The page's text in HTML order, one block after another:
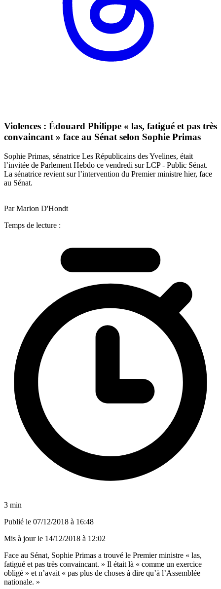
Violences : Édouard Philippe « las, fatigué et pas très
convaincant » face au Sénat selon Sophie Primas
Sophie Primas, sénatrice Les Républicains des Yvelines, était
l’invitée de Parlement Hebdo ce vendredi sur LCP - Public Sénat.
La sénatrice revient sur l’intervention du Premier ministre hier, face
au Sénat.
Par Marion D'Hondt
Temps de lecture :
3 min
Publié le 07/12/2018 à 16:48
Mis à jour le 14/12/2018 à 12:02
Face au Sénat, Sophie Primas a trouvé le Premier ministre « las,
fatigué et pas très convaincant. » Il était là « comme un exercice
obligé » et n’avait « pas plus de choses à dire qu’à l’Assemblée
nationale. »